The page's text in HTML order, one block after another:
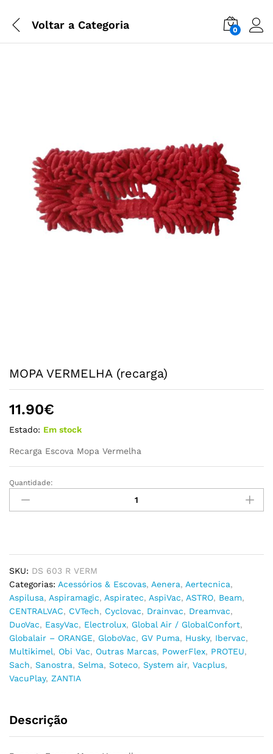
Voltar a Categoria 0
MOPA VERMELHA (recarga)
11.90€
Estado: Em stock
Recarga Escova Mopa Vermelha
MOPA
VERMELHA
(recarga)
Quantidade:
SKU: DS 603 R VERM
Categorias: Acessórios & Escovas, Aenera, Aertecnica,
Aspilusa, Aspiramagic, Aspiratec, AspiVac, ASTRO, Beam,
CENTRALVAC, CVTech, Cyclovac, Drainvac, Dreamvac,
DuoVac, EasyVac, Electrolux, Global Air / GlobalConfort,
Globalair – ORANGE, GloboVac, GV Puma, Husky, Ibervac,
Multikimel, Obi Vac, Outras Marcas, PowerFlex, PROTEU,
Sach, Sanostra, Selma, Soteco, System air, Vacplus,
VacuPlay, ZANTIA
Descrição